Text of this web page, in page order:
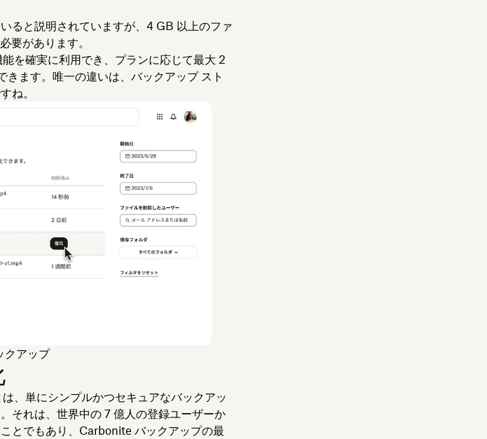
ると説明されていますが、4 GB 以上のファ
要があります。
を確実に利用でき、プランに応じて最大 2
ます。唯一の違いは、バックアップ スト
ね。
クアップ
、単にシンプルかつセキュアなバックアッ
それは、世界中の 7 億人の登録ユーザーか
とでもあり、Carbonite バックアップの最